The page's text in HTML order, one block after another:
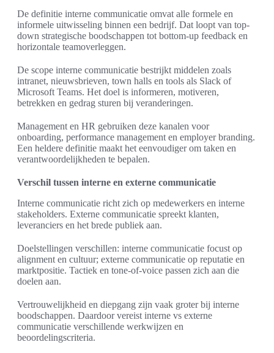
De definitie interne communicatie omvat alle formele en
informele uitwisseling binnen een bedrijf. Dat loopt van top-
down strategische boodschappen tot bottom-up feedback en
horizontale teamoverleggen.
De scope interne communicatie bestrijkt middelen zoals
intranet, nieuwsbrieven, town halls en tools als Slack of
Microsoft Teams. Het doel is informeren, motiveren,
betrekken en gedrag sturen bij veranderingen.
Management en HR gebruiken deze kanalen voor
onboarding, performance management en employer branding.
Een heldere definitie maakt het eenvoudiger om taken en
verantwoordelijkheden te bepalen.
Verschil tussen interne en externe communicatie
Interne communicatie richt zich op medewerkers en interne
stakeholders. Externe communicatie spreekt klanten,
leveranciers en het brede publiek aan.
Doelstellingen verschillen: interne communicatie focust op
alignment en cultuur; externe communicatie op reputatie en
marktpositie. Tactiek en tone-of-voice passen zich aan die
doelen aan.
Vertrouwelijkheid en diepgang zijn vaak groter bij interne
boodschappen. Daardoor vereist interne vs externe
communicatie verschillende werkwijzen en
beoordelingscriteria.